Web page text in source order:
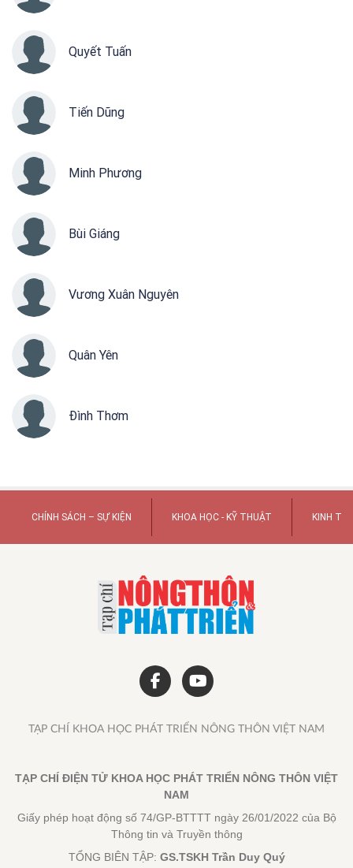
Quyết Tuấn
Tiến Dũng
Minh Phương
Bùi Giáng
Vương Xuân Nguyên
Quân Yên
Đình Thơm
CHÍNH SÁCH – SỰ KIỆN KHOA HỌC - KỸ THUẬT KINH TẾ
TẠP CHÍ KHOA HỌC PHÁT TRIỂN NÔNG THÔN VIỆT NAM
TẠP CHÍ ĐIỆN TỬ KHOA HỌC PHÁT TRIỂN NÔNG THÔN VIỆT
NAM
Giấy phép hoạt động số 74/GP-BTTTT ngày 26/01/2022 của Bộ
Thông tin và Truyền thông
TỔNG BIÊN TẬP: GS.TSKH Trần Duy Quý